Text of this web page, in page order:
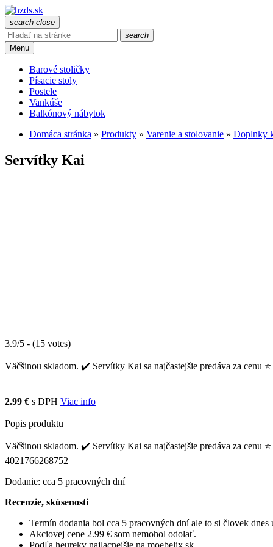
search close
search
Menu
Barové stoličky
Písacie stoly
Postele
Vankúše
Balkónový nábytok
Domáca stránka » Produkty » Varenie a stolovanie » Doplnky
Servítky Kai
3.9/5 - (15 votes)
Väčšinou skladom. ✔️ Servítky Kai sa najčastejšie predáva za cenu
2.99 € s DPH Viac info
Popis produktu
Väčšinou skladom. ✔️ Servítky Kai sa najčastejšie predáva za cenu
4021766268752
Dodanie: cca 5 pracovných dní
Recenzie, skúsenosti
Termín dodania bol cca 5 pracovných dní ale to si človek dnes
Akciovej cene 2.99 € som nemohol odolať.
Podľa heureky najlacnejšie na moebelix.sk